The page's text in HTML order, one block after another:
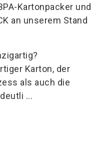
Kartonpacker und
an unserem Stand
Karton, der
als auch die
...